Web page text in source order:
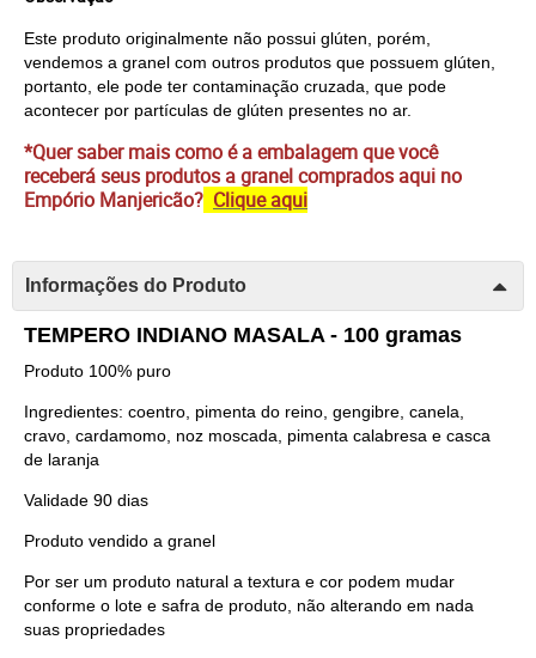
Este produto originalmente não possui glúten, porém,
vendemos a granel com outros produtos que possuem glúten,
portanto, ele pode ter contaminação cruzada, que pode
acontecer por partículas de glúten presentes no ar.
*Quer saber mais como é a embalagem que você
receberá seus produtos a granel comprados aqui no
Empório Manjericão? Clique aqui
Informações do Produto
TEMPERO INDIANO MASALA - 100 gramas
Produto 100% puro
Ingredientes: coentro, pimenta do reino, gengibre, canela,
cravo, cardamomo, noz moscada, pimenta calabresa e casca
de laranja
Validade 90 dias
Produto vendido a granel
Por ser um produto natural a textura e cor podem mudar
conforme o lote e safra de produto, não alterando em nada
suas propriedades